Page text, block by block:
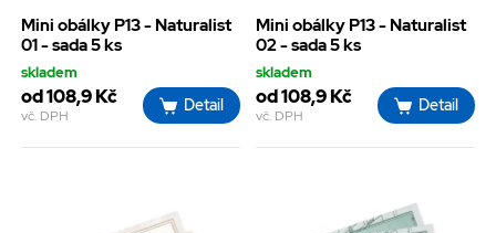
Mini obálky P13 - Naturalist
01 - sada 5 ks
skladem
od 108,9 Kč
vč. DPH
Detail
Mini obálky P13 - Naturalist
02 - sada 5 ks
skladem
od 108,9 Kč
vč. DPH
Detail